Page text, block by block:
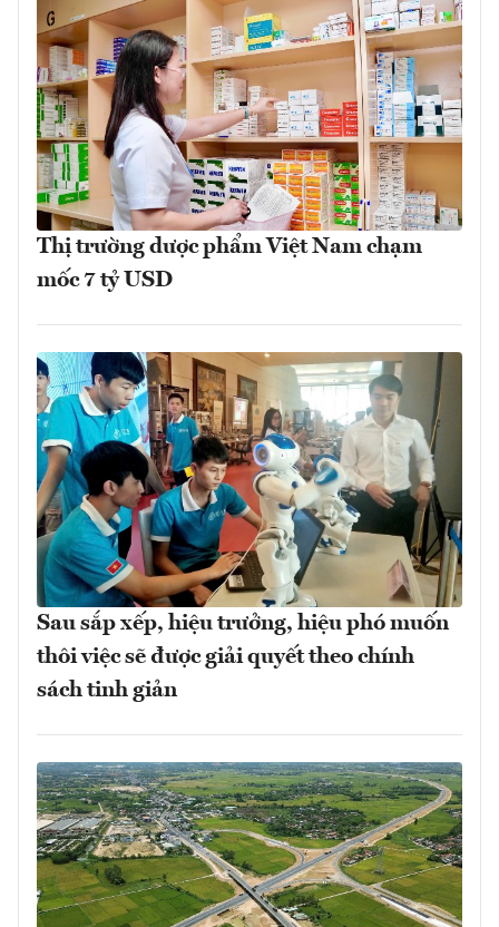
Thị trường dược phẩm Việt Nam chạm
mốc 7 tỷ USD
Sau sắp xếp, hiệu trưởng, hiệu phó muốn
thôi việc sẽ được giải quyết theo chính
sách tinh giản